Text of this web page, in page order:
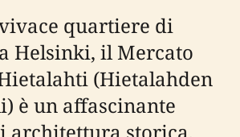
quartiere di
Helsinki, il Mercato
(Hietalahden
è un affascinante